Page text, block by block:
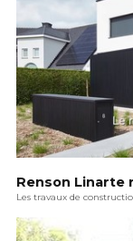
Renson Linarte
Les travaux de